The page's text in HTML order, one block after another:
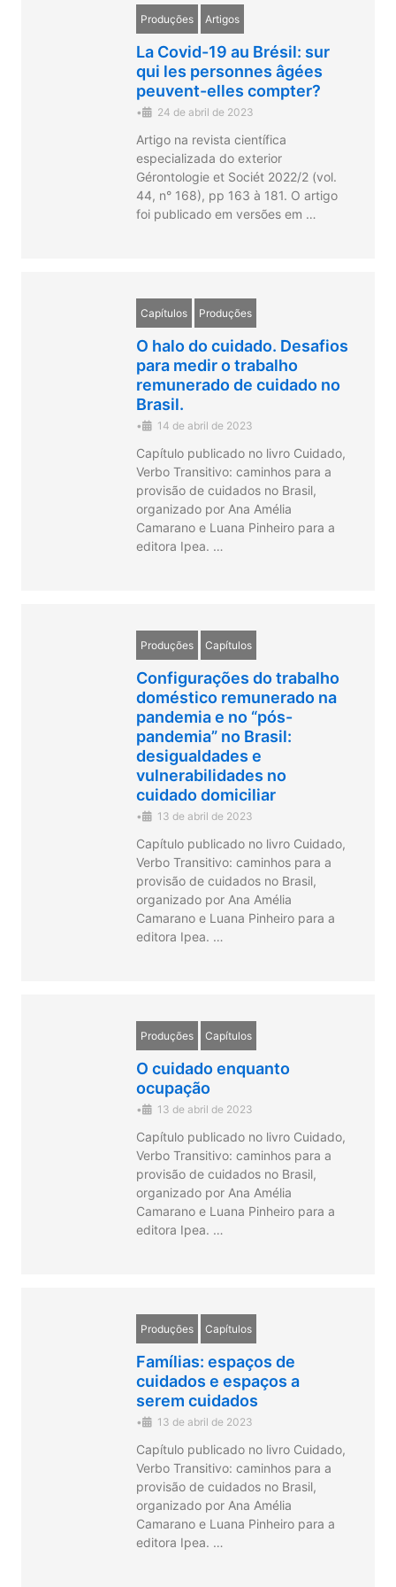
Produções Artigos
La Covid-19 au Brésil: sur
qui les personnes âgées
peuvent-elles compter?
• 24 de abril de 2023
Artigo na revista científica
especializada do exterior
Gérontologie et Sociét 2022/2 (vol.
44, n° 168), pp 163 à 181. O artigo
foi publicado em versões em …
Capítulos Produções
O halo do cuidado. Desafios
para medir o trabalho
remunerado de cuidado no
Brasil.
• 14 de abril de 2023
Capítulo publicado no livro Cuidado,
Verbo Transitivo: caminhos para a
provisão de cuidados no Brasil,
organizado por Ana Amélia
Camarano e Luana Pinheiro para a
editora Ipea. …
Produções Capítulos
Configurações do trabalho
doméstico remunerado na
pandemia e no “pós-
pandemia” no Brasil:
desigualdades e
vulnerabilidades no
cuidado domiciliar
• 13 de abril de 2023
Capítulo publicado no livro Cuidado,
Verbo Transitivo: caminhos para a
provisão de cuidados no Brasil,
organizado por Ana Amélia
Camarano e Luana Pinheiro para a
editora Ipea. …
Produções Capítulos
O cuidado enquanto
ocupação
• 13 de abril de 2023
Capítulo publicado no livro Cuidado,
Verbo Transitivo: caminhos para a
provisão de cuidados no Brasil,
organizado por Ana Amélia
Camarano e Luana Pinheiro para a
editora Ipea. …
Produções Capítulos
Famílias: espaços de
cuidados e espaços a
serem cuidados
• 13 de abril de 2023
Capítulo publicado no livro Cuidado,
Verbo Transitivo: caminhos para a
provisão de cuidados no Brasil,
organizado por Ana Amélia
Camarano e Luana Pinheiro para a
editora Ipea. …